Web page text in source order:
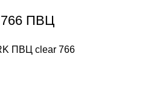
766 ПВЦ
ПВЦ clear 766